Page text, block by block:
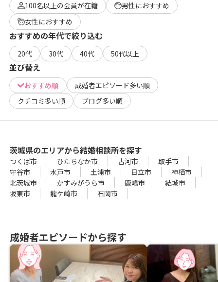
100名以上の会員が在籍
男性におすすめ
女性におすすめ
おすすめの年代で絞り込む
20代 30代 40代 50代以上
並び替え
おすすめ順
成婚者エピソード多い順
クチコミ多い順
ブログ多い順
茨城県のエリアから結婚相談所を探す
つくば市 ひたちなか市 古河市
取手市
守谷市
水戸市 土浦市 日立市
神栖市
北茨城市
かすみがうら市 鹿嶋市
結城市
坂東市
龍ケ崎市 石岡市
成婚者エピソードから探す